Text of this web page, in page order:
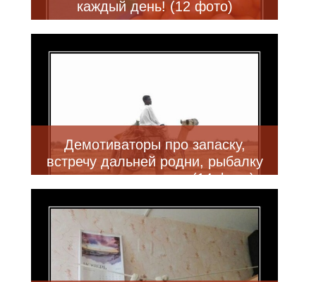
каждый день! (12 фото)
Демотиваторы про запаску,
встречу дальней родни, рыбалку
сантехника и другие (14 фото)